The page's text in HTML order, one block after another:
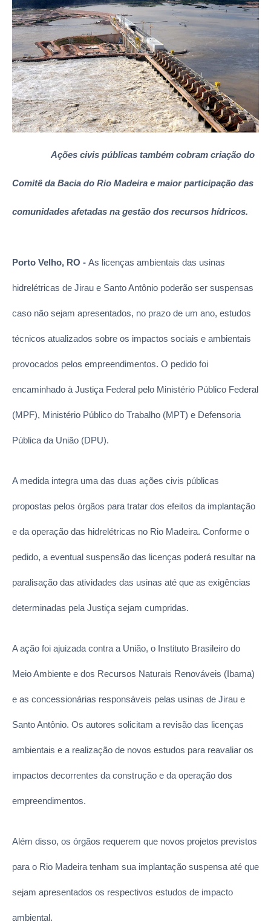
Ações civis públicas também cobram criação do
Comitê da Bacia do Rio Madeira e maior participação das
comunidades afetadas na gestão dos recursos hídricos.
Porto Velho, RO - As licenças ambientais das usinas
hidrelétricas de Jirau e Santo Antônio poderão ser suspensas
caso não sejam apresentados, no prazo de um ano, estudos
técnicos atualizados sobre os impactos sociais e ambientais
provocados pelos empreendimentos. O pedido foi
encaminhado à Justiça Federal pelo Ministério Público Federal
(MPF), Ministério Público do Trabalho (MPT) e Defensoria
Pública da União (DPU).
A medida integra uma das duas ações civis públicas
propostas pelos órgãos para tratar dos efeitos da implantação
e da operação das hidrelétricas no Rio Madeira. Conforme o
pedido, a eventual suspensão das licenças poderá resultar na
paralisação das atividades das usinas até que as exigências
determinadas pela Justiça sejam cumpridas.
A ação foi ajuizada contra a União, o Instituto Brasileiro do
Meio Ambiente e dos Recursos Naturais Renováveis (Ibama)
e as concessionárias responsáveis pelas usinas de Jirau e
Santo Antônio. Os autores solicitam a revisão das licenças
ambientais e a realização de novos estudos para reavaliar os
impactos decorrentes da construção e da operação dos
empreendimentos.
Além disso, os órgãos requerem que novos projetos previstos
para o Rio Madeira tenham sua implantação suspensa até que
sejam apresentados os respectivos estudos de impacto
ambiental.